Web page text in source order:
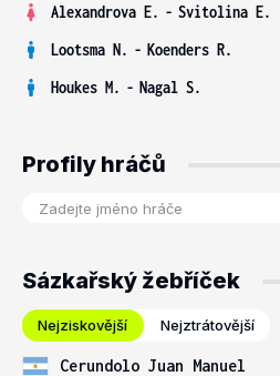
Alexandrova E. - Svitolina E.
Lootsma N. - Koenders R.
Houkes M. - Nagal S.
Profily hráčů
Sázkařský žebříček
Nejziskovější Nejztrátovější
Cerundolo Juan Manuel